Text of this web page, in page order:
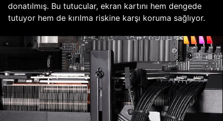
donatılmış. Bu tutucular, ekran kartını hem dengede
tutuyor hem de kırılma riskine karşı koruma sağlıyor.